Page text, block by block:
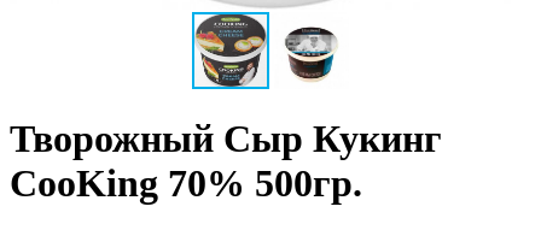
Творожный Сыр Кукинг
CooKing 70% 500гр.